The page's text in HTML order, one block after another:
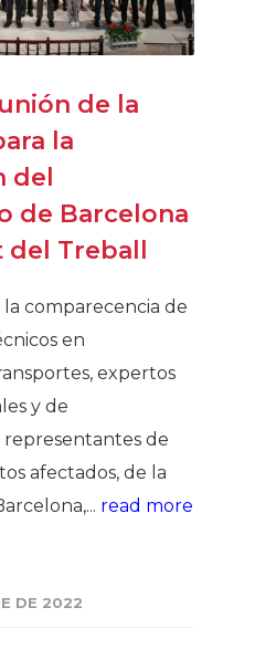
de la
la
del
de Barcelona
del Treball
comparecencia de
en
expertos
y de
representantes de
afectados, de la
read more
DE 2022